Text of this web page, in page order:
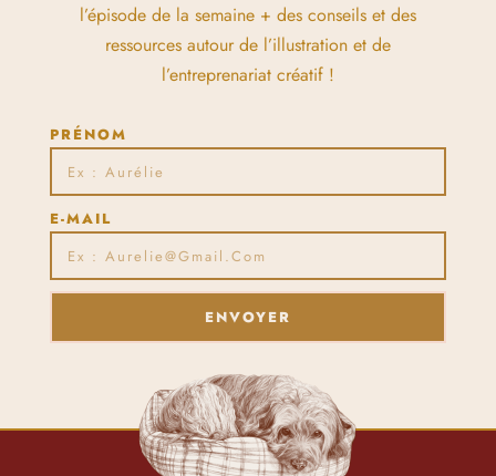
l’épisode de la semaine + des conseils et des
ressources autour de l’illustration et de
l’entreprenariat créatif !
PRÉNOM
E-MAIL
ENVOYER